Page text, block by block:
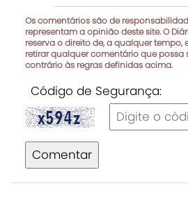
Os comentários são de
representam a opinião deste site. O
reserva o direito de, a qualquer tempo,
retirar qualquer comentário que possa
contrário às regras definidas acima.
Código de Segurança:
Comentar